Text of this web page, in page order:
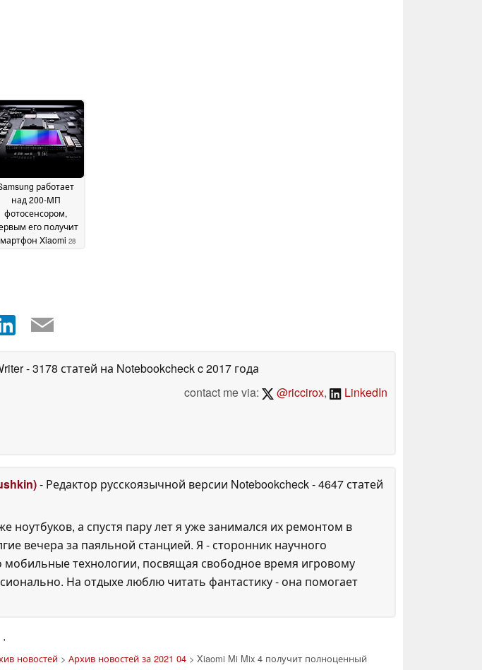
работает
над 200-МП
фотосенсором,
его получит
Xiaomi 28
- 3178 статей на Notebookcheckc 2017 года
contact me via:
@riccirox, LinkedIn
- Редактор русскоязычной версии Notebookcheck- 4647 статей
а спустя пару лет я уже занимался их ремонтом в
вечера за паяльной станцией. Я - сторонник научного
мобильные технологии, посвящая свободное время игровому
На отдыхе люблю читать фантастику - она помогает
'
новостей > Архив новостей за 2021 04 > Xiaomi Mi Mix 4 получит полноценный